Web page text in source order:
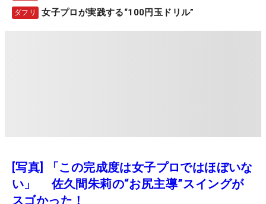
ダフリ 女子プロが実践する“100円玉ドリル”
[写真] 「この完成度は女子プロではほぼいな
い」 佐久間朱莉の“お尻主導”スイングが
スゴかった！